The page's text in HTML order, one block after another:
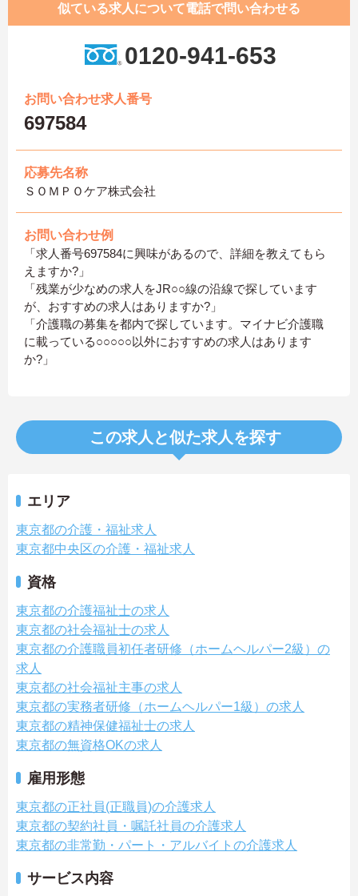
似ている求人について電話で問い合わせる
0120-941-653
お問い合わせ求人番号
697584
応募先名称
ＳＯＭＰＯケア株式会社
お問い合わせ例
「求人番号697584に興味があるので、詳細を教えてもら
えますか?」
「残業が少なめの求人をJR○○線の沿線で探しています
が、おすすめの求人はありますか?」
「介護職の募集を都内で探しています。マイナビ介護職
に載っている○○○○○以外におすすめの求人はあります
か?」
この求人と似た求人を探す
エリア
東京都の介護・福祉求人
東京都中央区の介護・福祉求人
資格
東京都の介護福祉士の求人
東京都の社会福祉士の求人
東京都の介護職員初任者研修（ホームヘルパー2級）の
求人
東京都の社会福祉主事の求人
東京都の実務者研修（ホームヘルパー1級）の求人
東京都の精神保健福祉士の求人
東京都の無資格OKの求人
雇用形態
東京都の正社員(正職員)の介護求人
東京都の契約社員・嘱託社員の介護求人
東京都の非常勤・パート・アルバイトの介護求人
サービス内容